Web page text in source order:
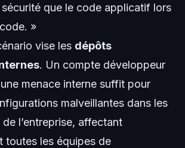
que le code applicatif lors
»
vise les dépôts
. Un compte développeur
menace interne suffit pour
malveillantes dans les
l’entreprise, affectant
toutes les équipes de